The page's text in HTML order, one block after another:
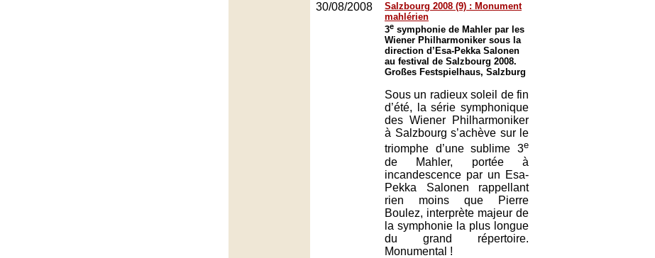
30/08/2008
Salzbourg 2008 (9) : Monument
mahlérien
3e symphonie de Mahler par les
Wiener Philharmoniker sous la
direction d’Esa-Pekka Salonen
au festival de Salzbourg 2008.
Großes Festspielhaus, Salzburg
Sous un radieux soleil de fin
d’été, la série symphonique
des Wiener Philharmoniker
à Salzbourg s’achève sur le
triomphe d’une sublime 3e
de Mahler, portée à
incandescence par un Esa-
Pekka Salonen rappellant
rien moins que Pierre
Boulez, interprète majeur de
la symphonie la plus longue
du grand répertoire.
Monumental !